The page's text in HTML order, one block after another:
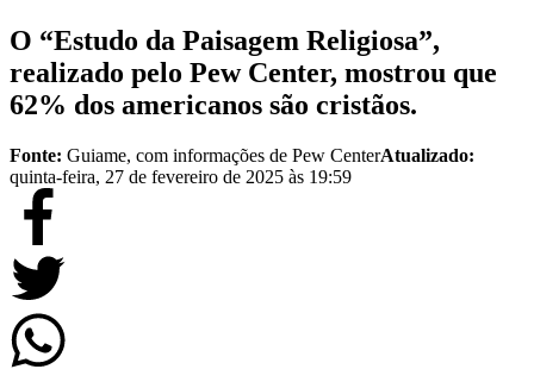
O “Estudo da Paisagem Religiosa”,
realizado pelo Pew Center, mostrou que
62% dos americanos são cristãos.
Fonte: Guiame, com informações de Pew CenterAtualizado:
quinta-feira, 27 de fevereiro de 2025 às 19:59